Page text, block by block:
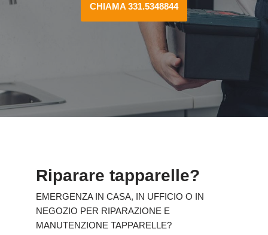
CHIAMA 331.5348844
Riparare tapparelle?
EMERGENZA IN CASA, IN UFFICIO O IN
NEGOZIO PER RIPARAZIONE E
MANUTENZIONE TAPPARELLE?